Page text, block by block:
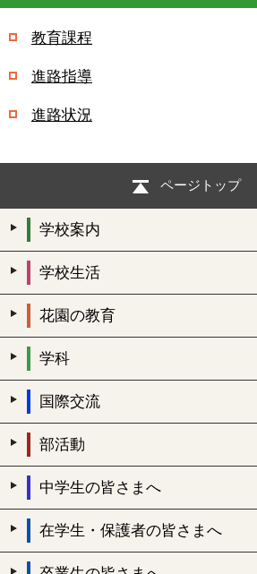
教育課程
進路指導
進路状況
ページトップ
学校案内
学校生活
花園の教育
学科
国際交流
部活動
中学生の皆さまへ
在学生・保護者の皆さまへ